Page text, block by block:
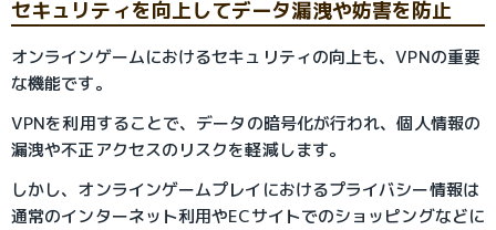
セキュリティを向上してデータ漏洩や妨害を防止
オンラインゲームにおけるセキュリティの向上も、VPNの重要
な機能です。
VPNを利用することで、データの暗号化が行われ、個人情報の
漏洩や不正アクセスのリスクを軽減します。
しかし、オンラインゲームプレイにおけるプライバシー情報は
通常のインターネット利用やECサイトでのショッピングなどに